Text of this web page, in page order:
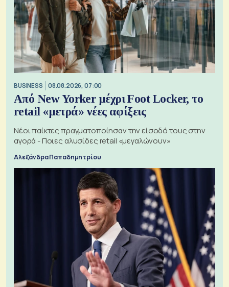
BUSINESS 08.08.2026, 07:00
Από New Yorker μέχρι Foot Locker, το
retail «μετρά» νέες αφίξεις
Νέοι παίκτες πραγματοποίησαν την είσοδό τους στην
αγορά - Ποιες αλυσίδες retail «μεγαλώνουν»
Αλεξάνδρα Παπαδημητρίου